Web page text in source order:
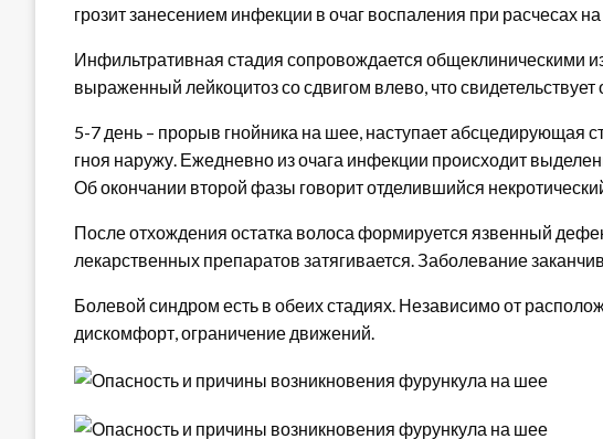
грозит занесением инфекции в очаг воспаления при расчесах
Инфильтративная стадия сопровождается общеклиническими
выраженный лейкоцитоз со сдвигом влево, что
5-7 день – прорыв гнойника на шее, наступает абсцедирующая
гноя наружу. Ежедневно из очага инфекции происходит
Об окончании второй фазы говорит отделившийся
После отхождения остатка волоса формируется язвенный
лекарственных препаратов затягивается. Заболевание
Болевой синдром есть в обеих стадиях. Независимо от
дискомфорт, ограничение движений.